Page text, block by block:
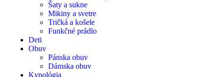
Šaty a sukne
Mikiny a svetre
Tričká a košele
Funkčné prádlo
Deti
Obuv
Pánska obuv
Dámska obuv
Kynológia